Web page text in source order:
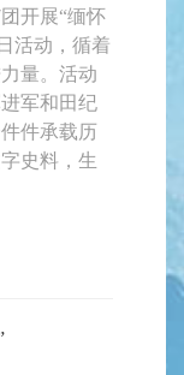
开展“缅怀
活动，循着
量。活动
军和田纪
件承载历
史料，生